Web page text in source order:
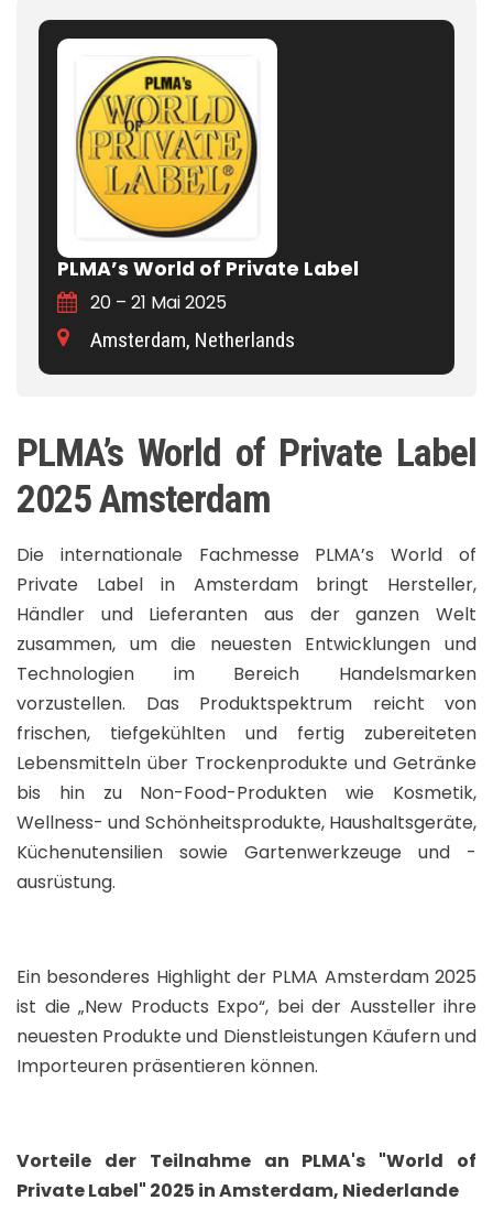
PLMA’s World of Private Label
20 – 21 Mai 2025
Amsterdam, Netherlands
PLMA’s World of Private Label
2025 Amsterdam
Die internationale Fachmesse PLMA’s World of
Private Label in Amsterdam bringt Hersteller,
Händler und Lieferanten aus der ganzen Welt
zusammen, um die neuesten Entwicklungen und
Technologien im Bereich Handelsmarken
vorzustellen. Das Produktspektrum reicht von
frischen, tiefgekühlten und fertig zubereiteten
Lebensmitteln über Trockenprodukte und Getränke
bis hin zu Non-Food-Produkten wie Kosmetik,
Wellness- und Schönheitsprodukte, Haushaltsgeräte,
Küchenutensilien sowie Gartenwerkzeuge und -
ausrüstung.
Ein besonderes Highlight der PLMA Amsterdam 2025
ist die „New Products Expo“, bei der Aussteller ihre
neuesten Produkte und Dienstleistungen Käufern und
Importeuren präsentieren können.
Vorteile der Teilnahme an PLMA's "World of
Private Label" 2025 in Amsterdam, Niederlande